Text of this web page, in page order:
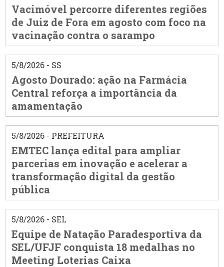
Vacimóvel percorre diferentes regiões
de Juiz de Fora em agosto com foco na
vacinação contra o sarampo
5/8/2026 - SS
Agosto Dourado: ação na Farmácia
Central reforça a importância da
amamentação
5/8/2026 - PREFEITURA
EMTEC lança edital para ampliar
parcerias em inovação e acelerar a
transformação digital da gestão
pública
5/8/2026 - SEL
Equipe de Natação Paradesportiva da
SEL/UFJF conquista 18 medalhas no
Meeting Loterias Caixa